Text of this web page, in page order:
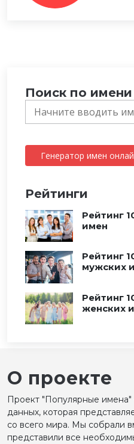
Поиск по имени
Генератор имен
Рейтинги
Рейтинг
имен
Рейтинг
мужских
Рейтинг
женских
О проекте
Проект "Популярные имена"
данных, которая
со всего мира. Мы собрали
представили все